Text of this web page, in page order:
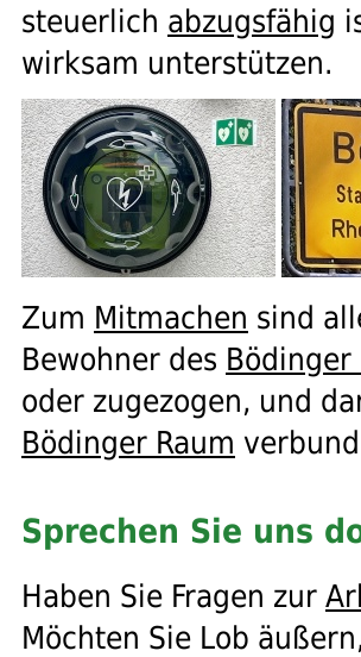
steuerlich abzugsfähig
wirksam unterstützen.
Zum Mitmachen sind
Bewohner des Bödinger
oder zugezogen, und
Bödinger Raum
Sprechen Sie uns
Haben Sie Fragen zur
Möchten Sie Lob